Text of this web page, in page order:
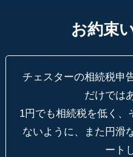
お約束
チェスターの相続税申
だけでは
1円でも相続税を低く、
ないように、
また円滑
ート